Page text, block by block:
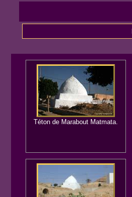
Téton de Marabout Matmata.